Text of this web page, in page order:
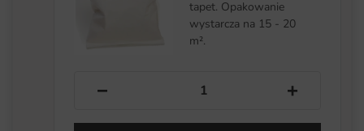
tapet. Opakowanie
wystarcza na 15 - 20
m².
− +